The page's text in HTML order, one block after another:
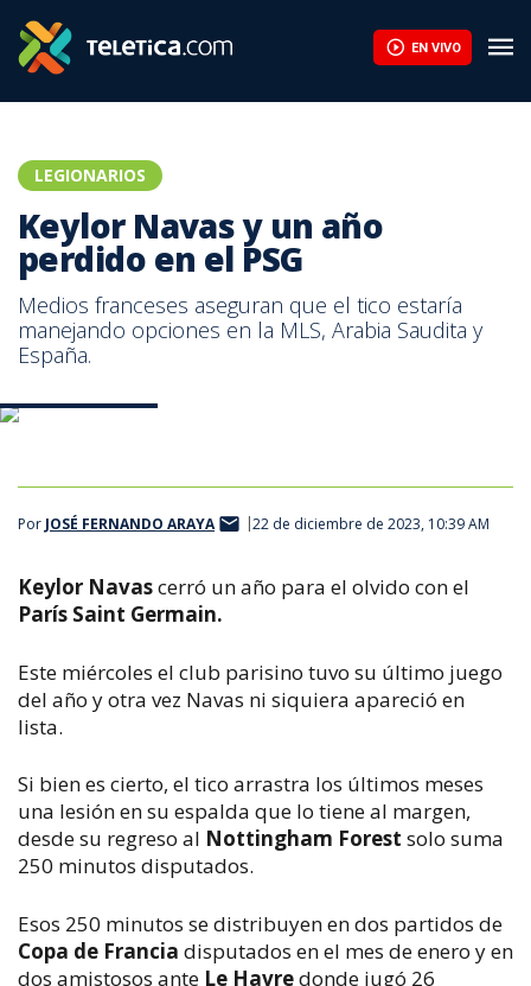
EN VIVO
LEGIONARIOS
Keylor Navas y un año
perdido en el PSG
Medios franceses aseguran que el tico estaría
manejando opciones en la MLS, Arabia Saudita y
España.
Por JOSÉ FERNANDO ARAYA 22 de diciembre de 2023, 10:39 AM
Keylor Navascerró un año para el olvido con el
París Saint Germain.
Este miércoles el club parisino tuvo su último juego
del año y otra vez Navas ni siquiera apareció en
lista.
Si bien es cierto, el tico arrastra los últimos meses
una lesión en su espalda que lo tiene al margen,
desde su regreso al Nottingham Forest solo suma
250 minutos disputados.
Esos 250 minutos se distribuyen en dos partidos de
Copa de Francia disputados en el mes de enero y en
dos amistosos ante Le Havredonde jugó 26